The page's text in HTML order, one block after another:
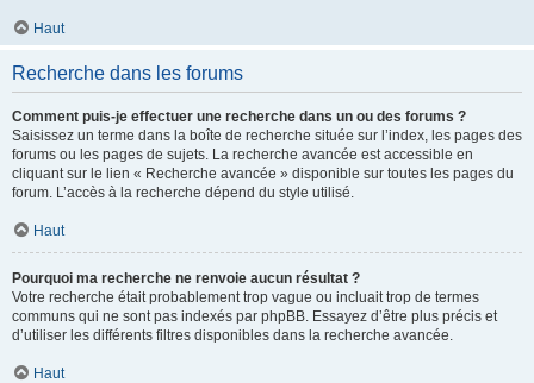
Haut
Recherche dans les forums
Comment puis-je effectuer une recherche dans un ou des forums ?
Saisissez un terme dans la boîte de recherche située sur l’index, les pages des
forums ou les pages de sujets. La recherche avancée est accessible en
cliquant sur le lien « Recherche avancée » disponible sur toutes les pages du
forum. L’accès à la recherche dépend du style utilisé.
Haut
Pourquoi ma recherche ne renvoie aucun résultat ?
Votre recherche était probablement trop vague ou incluait trop de termes
communs qui ne sont pas indexés par phpBB. Essayez d’être plus précis et
d’utiliser les différents filtres disponibles dans la recherche avancée.
Haut